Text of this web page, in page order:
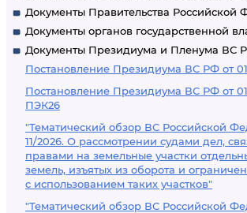
Документы Правительства Российской
Документы органов государственной
Документы Президиума и Пленума ВС
Постановление Президиума ВС РФ от
Постановление Президиума ВС РФ от
ПЭК26
"Тематический обзор ВС Российской
11/2026. О рассмотрении судами дел,
правами на земельные участки
земель, изъятых из оборота и
с использованием таких участков"
"Тематический обзор ВС Российской